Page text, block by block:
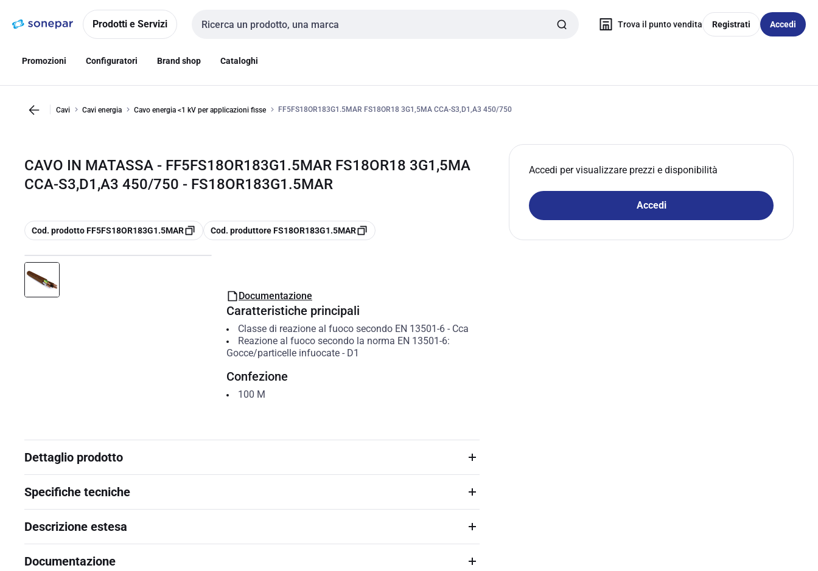
navigazionealla
Prodotti e Servizi
Cerca input
Trova il punto vendita Registrati Accedi
Promozioni Configuratori Brand shop Cataloghi
Cavi Cavi energia Cavo energia <1 kV per applicazioni fisse FF5FS18OR183G1.5MAR FS18OR18 3G1,5MA CCA-S3,D1,A3 450/750
CAVO IN MATASSA - FF5FS18OR183G1.5MAR FS18OR18 3G1,5MA
CCA-S3,D1,A3 450/750 - FS18OR183G1.5MAR
copia
Cod. prodotto FF5FS18OR183G1.5MAR copia
Cod. produttore FS18OR183G1.5MAR
Accedi per visualizzare prezzi e disponibilità
Accedi
Documentazione
Caratteristiche principali
Classe di reazione al fuoco secondo EN 13501-6- Cca
Reazione al fuoco secondo la norma EN 13501-6:
Gocce/particelle infuocate - D1
Confezione
100 M
Dettaglio prodotto
Specifiche tecniche
Descrizione estesa
Documentazione